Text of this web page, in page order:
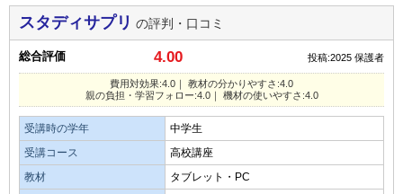
子どもが苦手教科を克服できて、モチベーションアップにも
なりました
教材の難易度
演習問題の量
少ない 平均 多い
タブレットなど機材の使いやすさ・操作性
タブレットもスマホも問題なく使えています。
費用対効果
充分効果があったと思います。価格も見合っているのでこの
金額を払う価値は充分あると感じています。
教材・授業動画の質・分かりやすさ
教材の内容が充実しており、わからないところもすぐに聞け
る状況で、理解できるまで教えてくれるので助かっていま
す。
スタディサプリ の評判・口コミ
総合評価 4.00 投稿:2025 保護者
費用対効果:4.0｜ 教材の分かりやすさ:4.0
親の負担・学習フォロー:4.0｜ 機材の使いやすさ:4.0
受講時の学年
中学生
受講コース
高校講座
教材
タブレット・PC